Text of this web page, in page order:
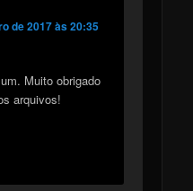
de 2017 às 20:35
Muito obrigado
arquivos!